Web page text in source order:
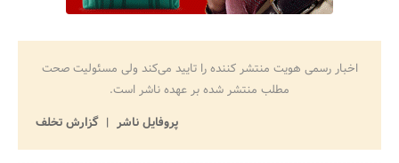
اخبار رسمی هویت منتشر کننده را تایید می‌کند ولی مسئولیت صحت
مطلب منتشر شده بر عهده ناشر است.
پروفایل ناشر
گزارش تخلف